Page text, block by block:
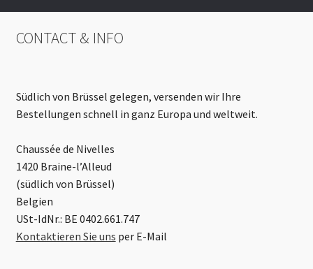
CONTACT & INFO
Südlich von Brüssel gelegen, versenden wir Ihre
Bestellungen schnell in ganz Europa und weltweit.
Chaussée de Nivelles
1420 Braine-l’Alleud
(südlich von Brüssel)
Belgien
USt-IdNr.: BE 0402.661.747
Kontaktieren Sie uns per E-Mail